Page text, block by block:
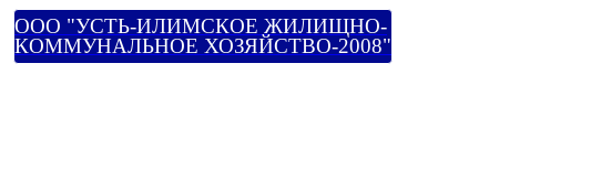
ООО "УСТЬ-ИЛИМСКОЕ ЖИЛИЩНО-
КОММУНАЛЬНОЕ ХОЗЯЙСТВО-2008"